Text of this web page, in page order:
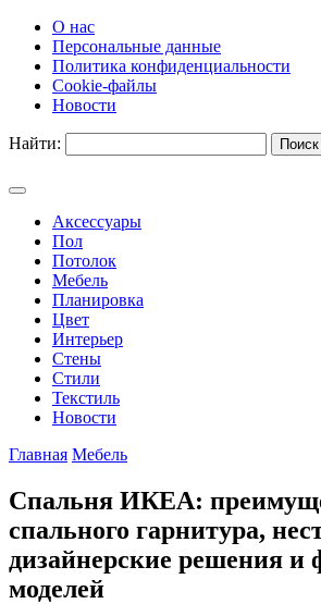
О нас
Персональные данные
Политика конфиденциальности
Cookie-файлы
Новости
Найти:
Аксессуары
Пол
Потолок
Мебель
Планировка
Цвет
Интерьер
Стены
Стили
Текстиль
Новости
Главная Мебель
Спальня ИКЕА:
спального гарнитура,
дизайнерские решения и
моделей